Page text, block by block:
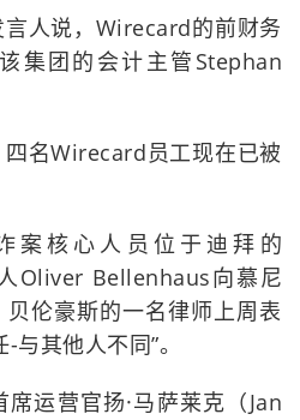
人说，Wirecard的前财务
集团的会计主管Stephan
名Wirecard员工现在已被
案核心人员位于迪拜的
Oliver Bellenhaus向慕尼
伦豪斯的一名律师上周表
与其他人不同”。
运营官扬·马萨莱克（Jan